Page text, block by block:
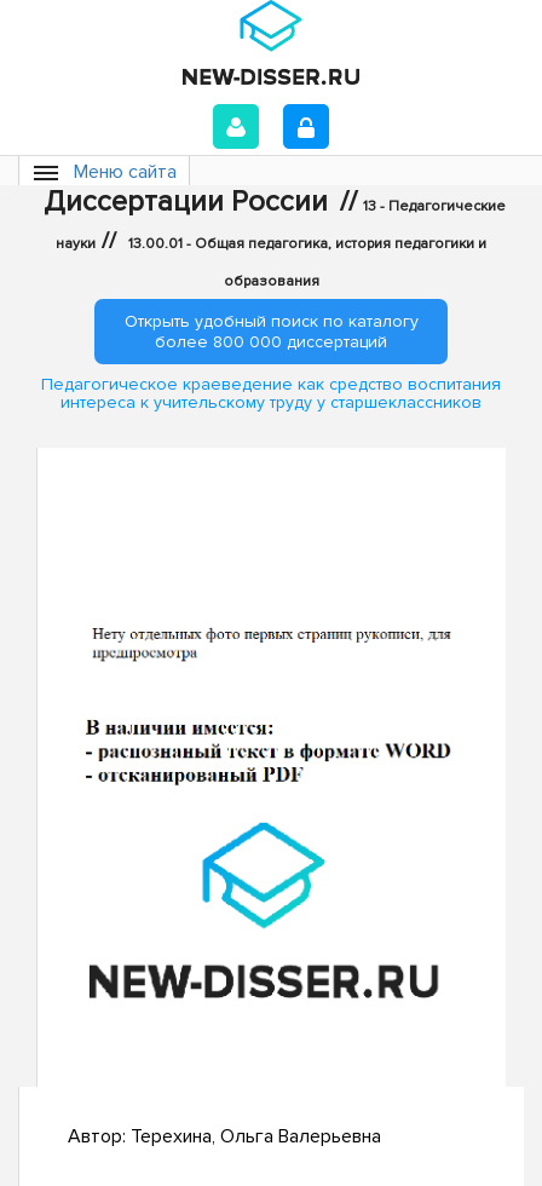
Меню сайта
Диссертации России // 13 - Педагогические
науки // 13.00.01 - Общая педагогика, история педагогики и
образования
Открыть удобный поиск по каталогу
более 800 000 диссертаций
Педагогическое краеведение как средство воспитания
интереса к учительскому труду у старшеклассников
Автор: Терехина, Ольга Валерьевна